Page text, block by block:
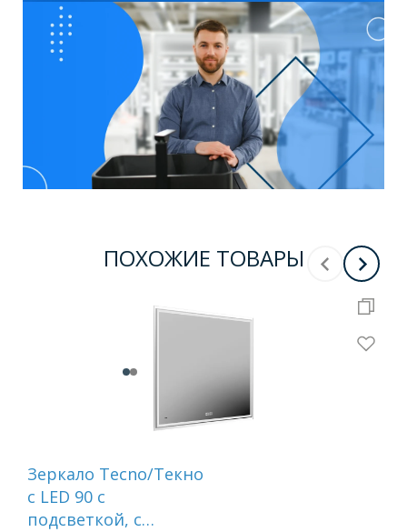
ПОХОЖИЕ ТОВАРЫ
Зеркало Tecno/Текно
c LED 90 с
подсветкой, с